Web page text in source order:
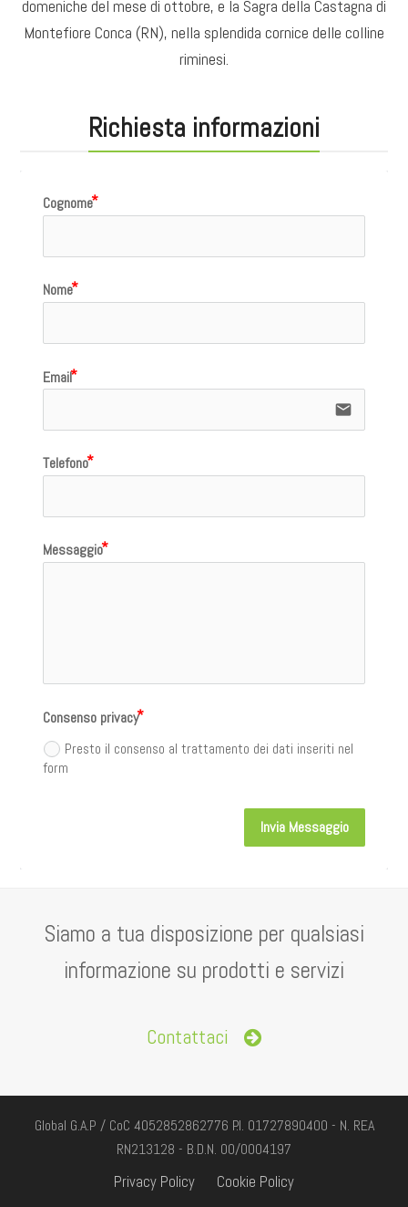
domeniche del mese di ottobre, e la Sagra della Castagna di
Montefiore Conca (RN), nella splendida cornice delle colline
riminesi.
Richiesta informazioni
Cognome
Nome
Email
email
Telefono
Messaggio
Consenso privacy
Presto il consenso al trattamento dei dati inseriti nel
form
Invia Messaggio
Siamo a tua disposizione per qualsiasi
informazione su prodotti e servizi
Contattaci
Global G.A.P / CoC 4052852862776 P.I. 01727890400 - N. REA
RN213128 - B.D.N. 00/0004197
Privacy Policy
Cookie Policy